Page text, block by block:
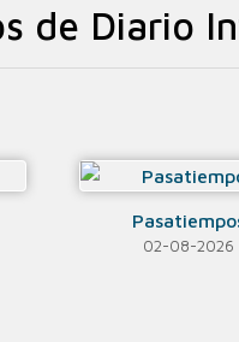
de Diario
02-08-2026